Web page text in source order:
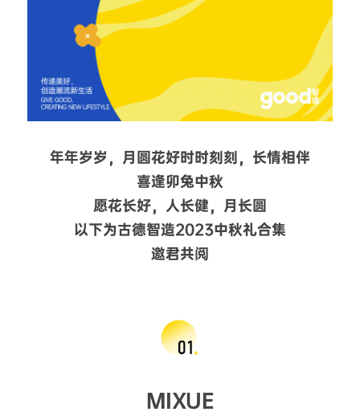
年年岁岁，月圆花好时时刻刻，长情相伴
喜逢卯兔中秋
愿花长好，人长健，月长圆
以下为古德智造2023中秋礼合集
邀君共阅
MIXUE